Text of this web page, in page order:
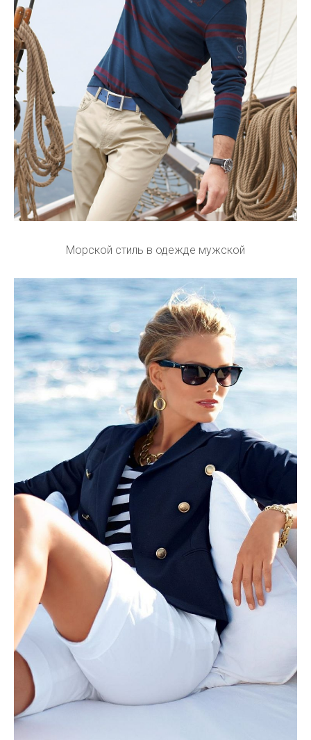
Морской стиль в одежде мужской